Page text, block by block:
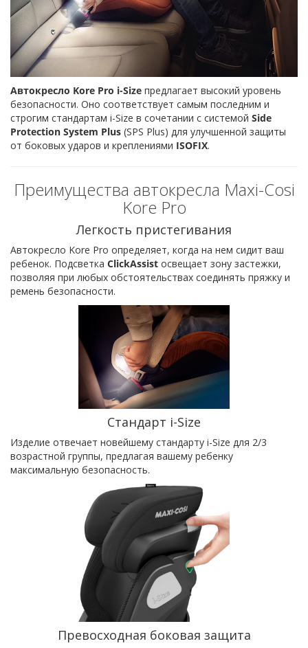
Автокресло Kore Pro i-Size предлагает высокий уровень
безопасности. Оно соответствует самым последним и
строгим стандартам i-Size в сочетании с системой Side
Protection System Plus (SPS Plus) для улучшенной защиты
от боковых ударов и креплениями ISOFIX.
Преимущества автокресла Maxi-Cosi
Kore Pro
Легкость пристегивания
Автокресло Kore Pro определяет, когда на нем сидит ваш
ребенок. Подсветка ClickAssist освещает зону застежки,
позволяя при любых обстоятельствах соединять пряжку и
ремень безопасности.
Стандарт i-Size
Изделие отвечает новейшему стандарту i-Size для 2/3
возрастной группы, предлагая вашему ребенку
максимальную безопасность.
Превосходная боковая защита